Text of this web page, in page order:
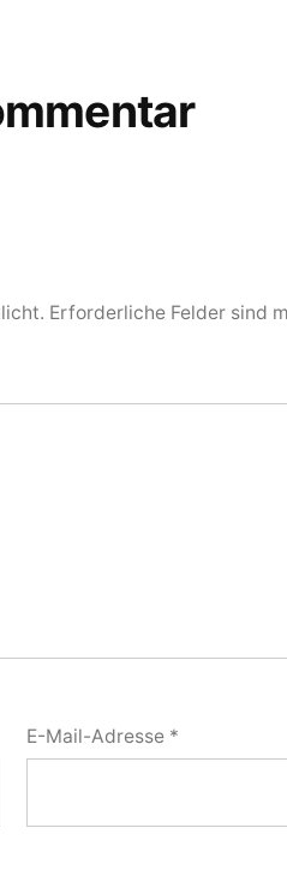
Erforderliche Felder sind
E-Mail-Adresse *